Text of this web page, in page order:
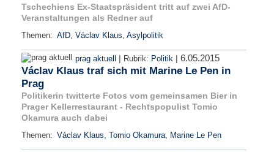
Tschechiens Ex-Staatspräsident tritt auf zwei AfD-
Veranstaltungen als Redner auf
Themen: AfD, Václav Klaus, Asylpolitik
prag aktuell | Rubrik: Politik | 6.05.2015
Václav Klaus traf sich mit Marine Le Pen in
Prag
Politikerin twitterte Fotos vom gemeinsamen Bier in
Prager Kellerrestaurant - Rechtspopulist Tomio
Okamura auch dabei
Themen: Václav Klaus, Tomio Okamura, Marine Le Pen